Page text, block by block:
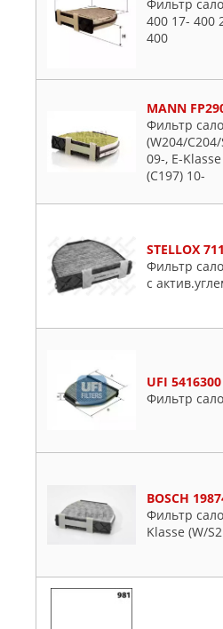
Фильтр
400 17- 400
400
MANN
Фильтр
(W204/
09-, E-
(C197) 10-
STELLOX
Фильтр
с
UFI 5416300
Фильтр
BOSCH
Фильтр
Klasse (W/